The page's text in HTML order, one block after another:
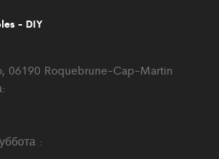
- DIY
06190 Roquebrune-Cap-Martin
: